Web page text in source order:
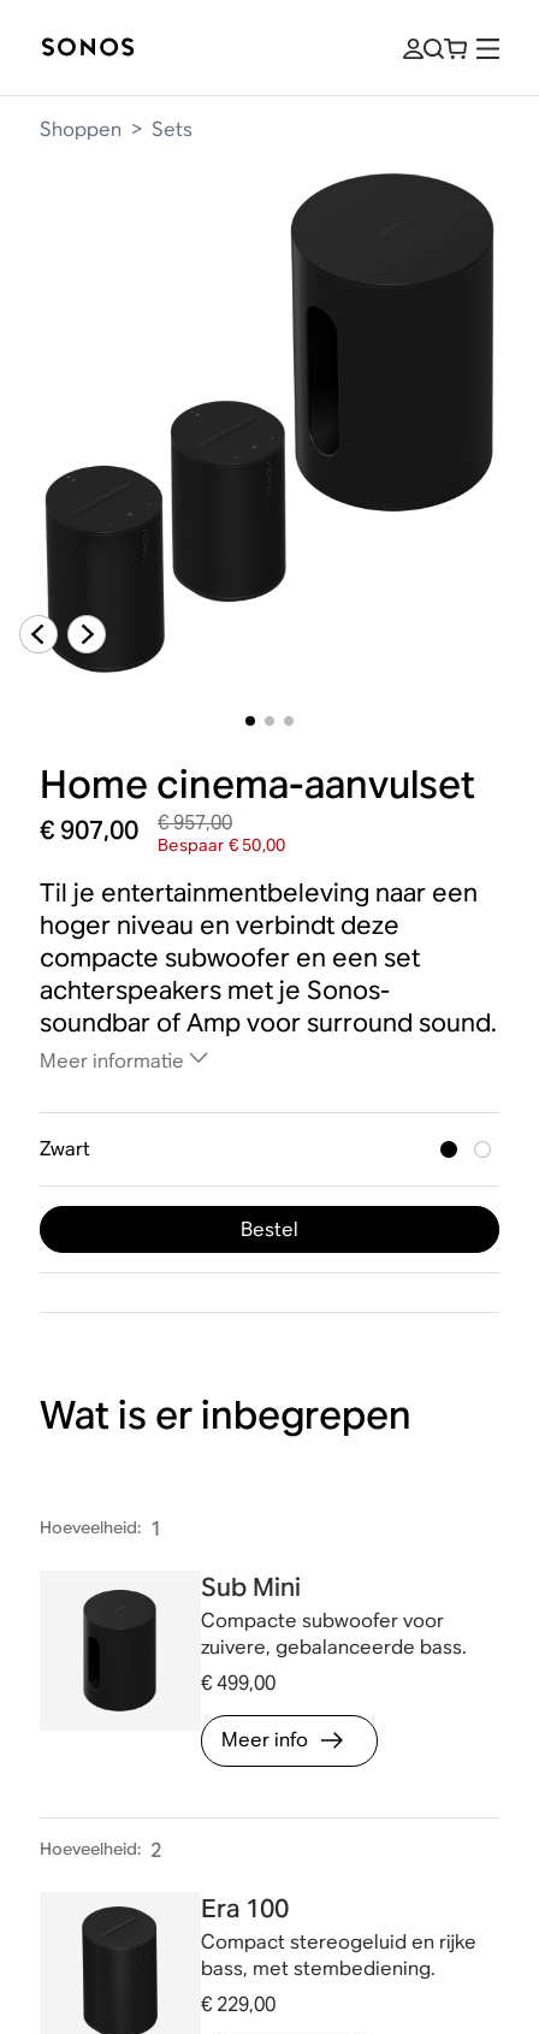
Shoppen > Sets
Home cinema-aanvulset
€ 907,00 € 957,00
Bespaar € 50,00
Til je entertainmentbeleving naar een
hoger niveau en verbindt deze
compacte subwoofer en een set
achterspeakers met je Sonos-
soundbar of Amp voor surround sound.
Meer informatie
Zwart
Bestel
Wat is er inbegrepen
Hoeveelheid: 1
Sub Mini
Compacte subwoofer voor
zuivere, gebalanceerde bass.
€ 499,00
Meer info
Hoeveelheid: 2
Era 100
Compact stereogeluid en rijke
bass, met stembediening.
€ 229,00